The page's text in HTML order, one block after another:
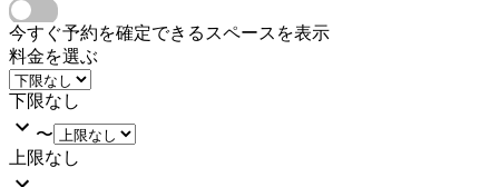
今すぐ予約を確定できるスペースを表示
料金を選ぶ
下限なし
〜
上限なし